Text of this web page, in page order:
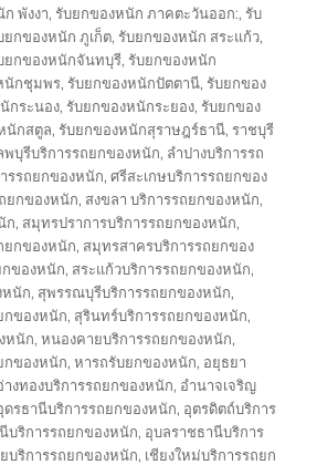
พังงา,รับยกของหนัก ภาคตะวันออก:,รับ
ยกของหนัก ภูเก็ต,รับยกของหนัก สระแก้ว,
ยกของหนักจันทบุรี,รับยกของหนัก
นักชุมพร,รับยกของหนักปัตตานี,รับยกของ
กระนอง,รับยกของหนักระยอง,รับยกของ
นักสตูล,รับยกของหนักสุราษฎร์ธานี,ราชบุรี
พบุรีบริการรถยกของหนัก, ลำปางบริการรถ
รรถยกของหนัก,ศรีสะเกษบริการรถยกของ
ยกของหนัก, สงขลา บริการรถยกของหนัก,
ก, สมุทรปราการบริการรถยกของหนัก,
ยกของหนัก, สมุทรสาครบริการรถยกของ
กของหนัก, สระแก้วบริการรถยกของหนัก,
หนัก, สุพรรณบุรีบริการรถยกของหนัก,
กของหนัก, สุรินทร์บริการรถยกของหนัก,
หนัก,หนองคายบริการรถยกของหนัก,
กของหนัก,หารถรับยกของหนัก, อยุธยา
างทองบริการรถยกของหนัก, อำนาจเจริญ
ดรธานีบริการรถยกของหนัก, อุตรดิตถ์บริการ
บริการรถยกของหนัก, อุบลราชธานีบริการ
ยบริการรถยกของหนัก, เชียงใหม่บริการรถยก